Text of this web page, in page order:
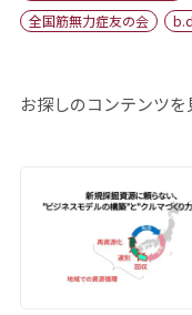
会社概要
全国筋無力症友の会
お探しのコンテンツを